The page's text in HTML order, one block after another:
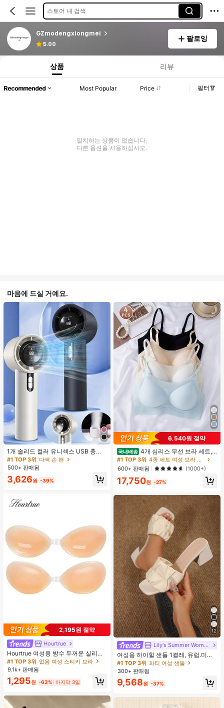
스토어 내 검색
GZmodengxiongmei
5.00
팔로잉
상품 리뷰
Recommended Most Popular Price 필터
일치하는 상품이 없습니다.
다른 옵션을 사용하십시오.
마음에 드실 거예요.
1개 솔리드 컬러 유니섹스 USB 충전
식 휴대용 100단 고풍량 장시간 배터
리 수명 미니 핸드헬드 팬 LCD 디스플
레이 일상용, 여행용
#1 TOP 3위 다색 손 팬
500+ 판매됨
3,626원 -39%
2,195원 절약
Hourtrue
Hourtrue 여성용 방수 두꺼운 실리콘
가슴 페탈, 작은 가슴 리프트업 & 푸시
인용, 웨딩 촬영 및 들러리용
#1 TOP 3위 없음 여성 스티키 브라
9.1k+ 판매됨
1,295원 -63% 마지막 3일
6,540원 절약
국내배송 4개 심리스 무선 브라 세트,
작은 가슴 보정, 초박형 통기성 아이스
실크 섹시 편안한 백리스 란제리 브라,
조절 가능
#1 TOP 3위
4종 세트 여성 브라 & 브랄렛
600+ 판매됨
(1000+)
17,750원 -27%
12
Lily's Summer Women Shoes
여성용 하이힐 샌들 1켤레, 유럽.미국
플러스 사이즈 어머니날 선물, 패셔너
블하고 편안한 PU 미끄럼 방지 솔리
드 컬러 청키 힐 주름 텍스처 라운드
토 오픈토 슬립온 하이힐, 힐 높이 5c
m, 실내외 겸용, 귀엽고 고급스러운 데
일리.파티.볼.휴가.홈.캠퍼스.모임.오
피스용, 2026 봄/여름 신상 (약간 크게
#1 TOP 3위 파티 여성 샌들
300+ 판매됨
9,568원 -37%